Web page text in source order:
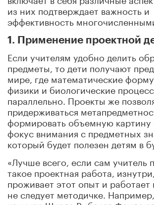
из них подтверждает важность и
эффективность
1. Применение проектной
Если учителям удобно делить
предметы, то дети получают
мире, где математические
физики и биологические
параллельно. Проекты же
придерживаться
формировать объемную
фокус внимания с предметных
который будет полезен детям в
«Лучше всего, если сам учитель
такое проектная работа,
проживает этот опыт и работает
не следует методичке.